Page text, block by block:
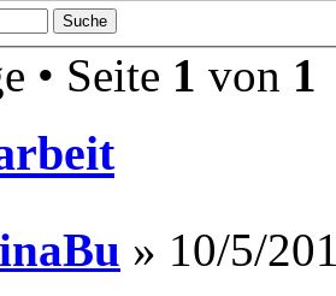
• Seite 1 von 1
» 10/5/